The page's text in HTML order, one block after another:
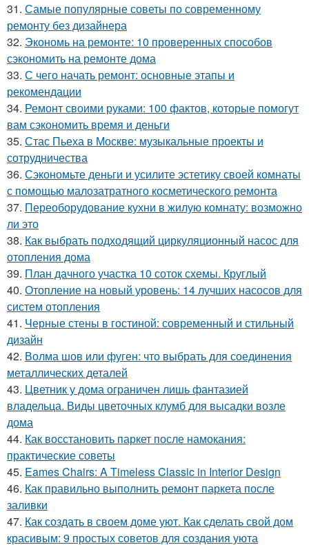
31. Самые популярные советы по современному
ремонту без дизайнера
32. Экономь на ремонте: 10 проверенных способов
сэкономить на ремонте дома
33. С чего начать ремонт: основные этапы и
рекомендации
34. Ремонт своими руками: 100 фактов, которые помогут
вам сэкономить время и деньги
35. Стас Пьеха в Москве: музыкальные проекты и
сотрудничества
36. Сэкономьте деньги и усилите эстетику своей комнаты
с помощью малозатратного косметического ремонта
37. Переоборудование кухни в жилую комнату: возможно
ли это
38. Как выбрать подходящий циркуляционный насос для
отопления дома
39. План дачного участка 10 соток схемы. Круглый
40. Отопление на новый уровень: 14 лучших насосов для
систем отопления
41. Черные стены в гостиной: современный и стильный
дизайн
42. Волма шов или фуген: что выбрать для соединения
металлических деталей
43. Цветник у дома ограничен лишь фантазией
владельца. Виды цветочных клумб для высадки возле
дома
44. Как восстановить паркет после намокания:
практические советы
45. Eames Chairs: A Timeless Classic in Interior Design
46. Как правильно выполнить ремонт паркета после
заливки
47. Как создать в своем доме уют. Как сделать свой дом
красивым: 9 простых советов для создания уюта